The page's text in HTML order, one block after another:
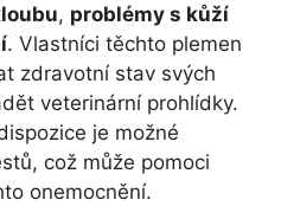
, problémy s kůží
. Vlastníci těchto plemen
zdravotní stav svých
veterinární prohlídky.
je možné
což může pomoci
onemocnění.